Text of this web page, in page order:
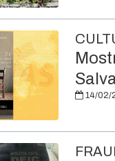
14/02/